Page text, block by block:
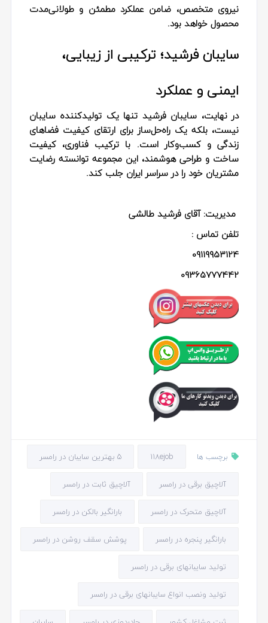
نیروی متخصص، ضامن عملکرد مطمئن و طولانی‌مدت
محصول خواهد بود.
سایبان فرشید؛ ترکیبی از زیبایی،
ایمنی و عملکرد
در نهایت، سایبان فرشید تنها یک تولیدکننده سایبان
نیست، بلکه یک راه‌حل‌ساز برای ارتقای کیفیت فضاهای
زندگی و کسب‌وکار است. با ترکیب فناوری، کیفیت
ساخت و طراحی هوشمند، این مجموعه توانسته رضایت
مشتریان خود را در سراسر ایران جلب کند.
مدیریت: آقای فرشید طالشی
تلفن تماس :
09119953124
09365777442
برچسب ها 118ejob 5 بهترین سایبان در رامسر
آلاچیق برقی در رامسر آلاچیق ثابت در رامسر
آلاچیق متحرک در رامسر بارانگیر بالکن در رامسر
بارانگیر پنجره در رامسر پوشش سقف روشن در رامسر
تولید سایبانهای برقی در رامسر
تولید ونصب انواع سایبانهای برقی در رامسر